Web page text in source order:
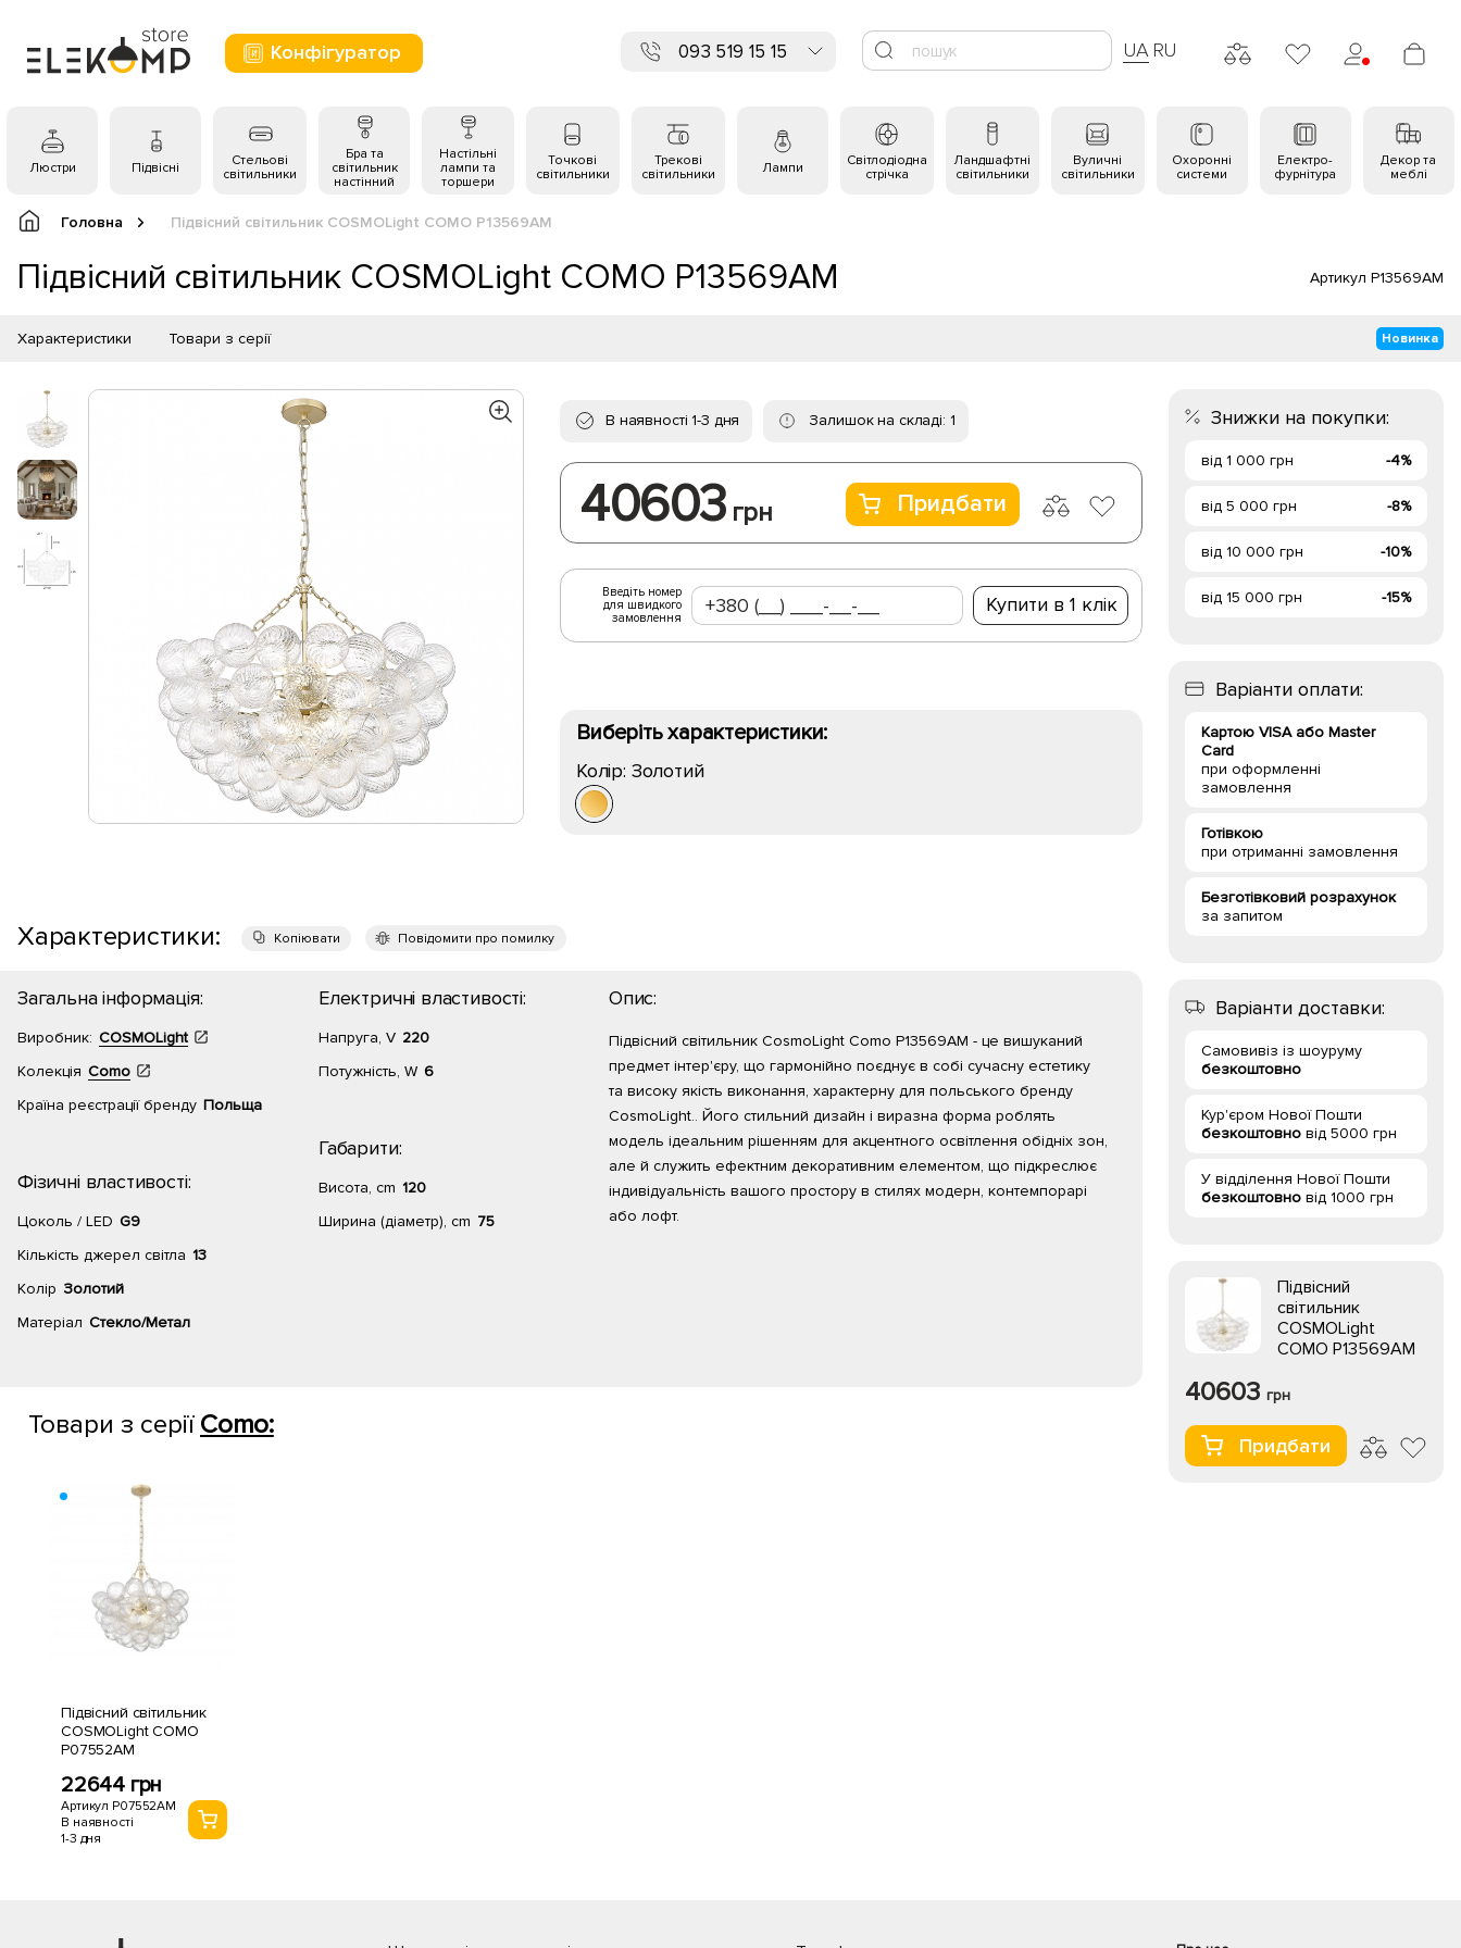
Конфігуратор 093 519 15 15 UA RU
Люстри Підвісні
Стельові
світильники
Бра та
світильник
настінний
Настільні
лампи та
торшери
Точкові
світильники
Трекові
світильники
Лампи
Світлодіодна
стрічка
Ландшафтні
світильники
Вуличні
світильники
Охоронні
системи
Електро-
фурнітура
Декор та
меблі
Головна Підвісний світильник COSMOLight COMO P13569AM
Підвісний світильник COSMOLight COMO P13569AM Артикул P13569AM
Характеристики Товари з серії Новинка
В наявності 1-3 дня Залишок на складі: 1
40603 грн Придбати
Введіть номер
для швидкого
замовлення
Купити в 1 клік
Виберіть характеристики:
Колір: Золотий
Характеристики: Копіювати Повідомити про помилку
Загальна інформація:
Виробник: COSMOLight
Колекція Como
Країна реєстрації бренду Польща
Фізичні властивості:
Цоколь / LED G9
Кількість джерел світла 13
Колір Золотий
Матеріал Стекло/Метал
Електричні властивості:
Напруга, V 220
Потужність, W 6
Габарити:
Висота, cm 120
Ширина (діаметр), cm 75
Опис:
Підвісний світильник CosmoLight Como P13569AM - це вишуканий
предмет інтер'єру, що гармонійно поєднує в собі сучасну естетику
та високу якість виконання, характерну для польського бренду
CosmoLight.. Його стильний дизайн і виразна форма роблять
модель ідеальним рішенням для акцентного освітлення обідніх зон,
але й служить ефектним декоративним елементом, що підкреслює
індивідуальність вашого простору в стилях модерн, контемпорарі
або лофт.
Товари з серії Como:
Підвісний світильник
COSMOLight COMO
P07552AM
22644 грн
Артикул P07552AM
В наявності
1-3 дня
Знижки на покупки:
від 1 000 грн -4%
від 5 000 грн -8%
від 10 000 грн -10%
від 15 000 грн -15%
Варіанти оплати:
Картою VISA або Master
Card
при оформленні
замовлення
Готівкою
при отриманні замовлення
Безготівковий розрахунок
за запитом
Варіанти доставки:
Самовивіз із шоуруму
безкоштовно
Кур'єром Нової Пошти
безкоштовно від 5000 грн
У відділення Нової Пошти
безкоштовно від 1000 грн
Підвісний
світильник
COSMOLight
COMO P13569AM
40603 грн
Придбати